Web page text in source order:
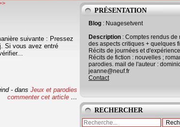
suivante : Pressez
Si vous avez entré
- dans Jeux et parodies
commenter cet article …
PRÉSENTATION
Blog : Nuagesetvent
Description : Comptes rendus de
des aspects critiques + quelques
Récits de journées et
Récits de fiction : nouvelles ;
parodies. mail de l'auteur :
jeanne@neuf.fr
Contact
RECHERCHER